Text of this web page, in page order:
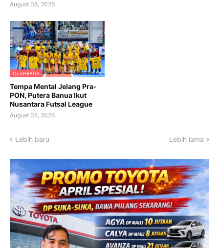
August 06, 2026
OLAHRAGA
Tempa Mental Jelang Pra-
PON, Putera Banua Ikut
Nusantara Futsal League
August 05, 2026
Lebih baru Lebih lama